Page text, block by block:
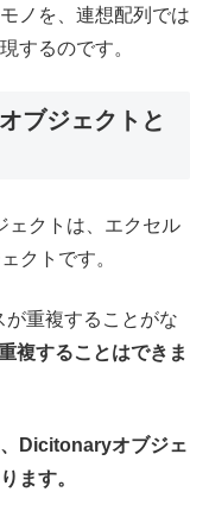
ノを、連想配列では
するのです。
ブジェクトと
ェクトは、エクセル
クトです。
重複することがな
複することはできま
Dicitonaryオブジェ
ます。